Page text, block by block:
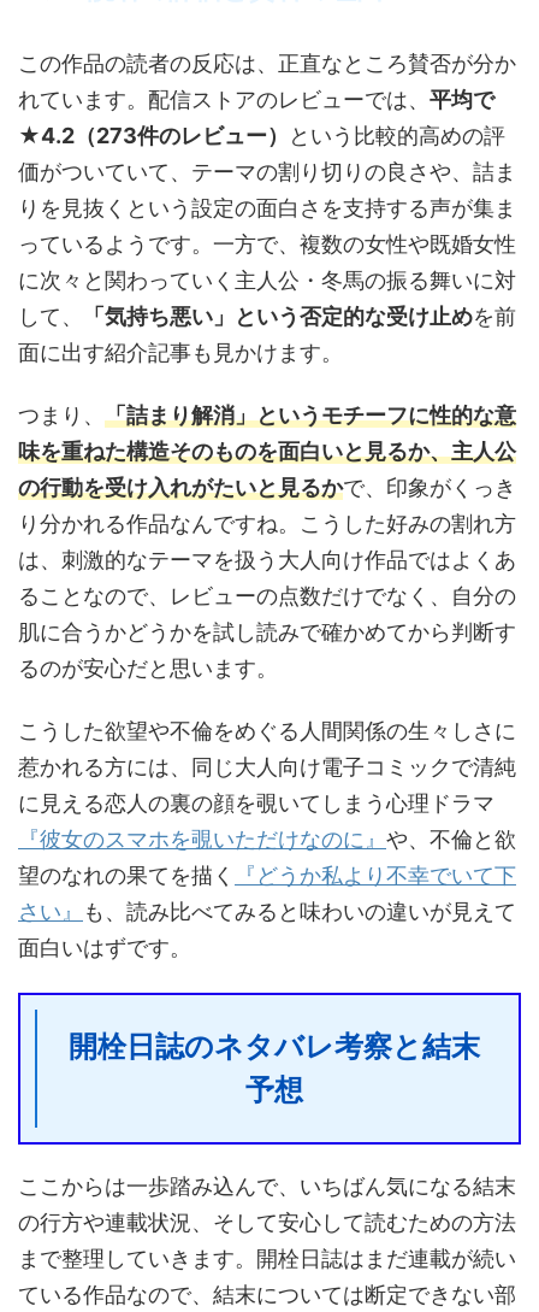
この作品の読者の反応は、正直なところ賛否が分か
れています。配信ストアのレビューでは、 平均で
★4.2（273件のレビュー）
という比較的高めの評
価がついていて、テーマの割り切りの良さや、詰ま
りを見抜くという設定の面白さを支持する声が集ま
っているようです。一方で、複数の女性や既婚女性
に次々と関わっていく主人公・冬馬の振る舞いに対
して、
「気持ち悪い」という否定的な受け止めを前
面に出す紹介記事も見かけます。
つまり、 「詰まり解消」というモチーフに性的な意
味を重ねた構造そのものを面白いと見るか、主人公
の行動を受け入れがたいと見るかで、印象がくっき
り分かれる作品なんですね。こうした好みの割れ方
は、刺激的なテーマを扱う大人向け作品ではよくあ
ることなので、レビューの点数だけでなく、自分の
肌に合うかどうかを試し読みで確かめてから判断す
るのが安心だと思います。
こうした欲望や不倫をめぐる人間関係の生々しさに
惹かれる方には、同じ大人向け電子コミックで清純
に見える恋人の裏の顔を覗いてしまう心理ドラマ
『彼女のスマホを覗いただけなのに』 や、不倫と欲
望のなれの果てを描く
『どうか私より不幸でいて下
さい』
も、読み比べてみると味わいの違いが見えて
面白いはずです。
開栓日誌のネタバレ考察と結末
予想
ここからは一歩踏み込んで、いちばん気になる結末
の行方や連載状況、そして安心して読むための方法
まで整理していきます。開栓日誌はまだ連載が続い
ている作品なので、結末については断定できない部